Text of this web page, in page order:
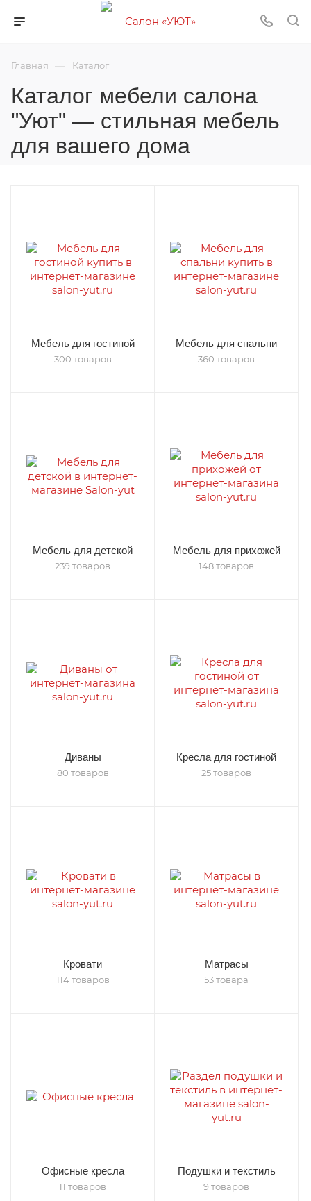
Главная — Каталог
Каталог мебели салона
"Уют" — стильная мебель
для вашего дома
Мебель для гостиной
300 товаров
Мебель для спальни
360 товаров
Мебель для детской
239 товаров
Мебель для прихожей
148 товаров
Диваны
80 товаров
Кресла для гостиной
25 товаров
Кровати
114 товаров
Матрасы
53 товара
Офисные кресла
11 товаров
Подушки и текстиль
9 товаров